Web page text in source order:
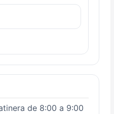
de 8:00 a 9:00